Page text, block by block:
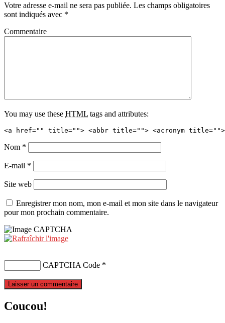
Votre adresse e-mail ne sera pas publiée. Les champs obligatoires
sont indiqués avec *
Commentaire
You may use these HTML tags and attributes:
<a href="" title=""> <abbr title=""> <acronym title="">
Nom *
E-mail *
Site web
Enregistrer mon nom, mon e-mail et mon site dans le navigateur
pour mon prochain commentaire.
CAPTCHA Code *
Coucou!